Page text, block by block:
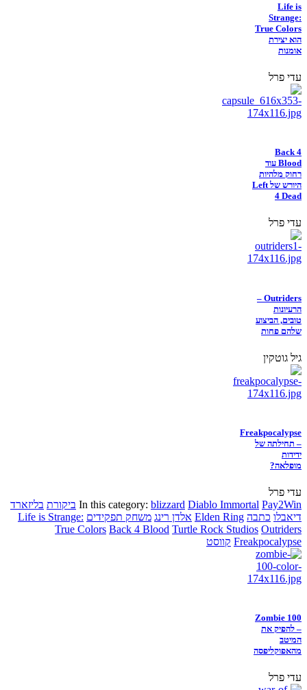
Life is
Strange:
True Colors
הוא יצירת
אומנות
עדי פרל
Back 4
Blood עוד
רחוק מלהיות
היורש של Left
4 Dead
עדי פרל
Outriders –
הרעיונות
טובים, הביצוע
שלהם פחות
גיל גוטקין
Freakpocalypse
– תחילתה של
ידידות
מופלאה?
עדי פרל
In this category: blizzard Diablo Immortal Pay2Win ביקורת בליזארד
דיאבלו כתבה Elden Ring אלדן רינג משחק תפקידים Life is Strange:
True Colors Back 4 Blood Turtle Rock Studios Outriders
Freakpocalypse קווסט
Zombie 100
– להפיק את
המיטב
מהאפוקליפסה
עדי פרל